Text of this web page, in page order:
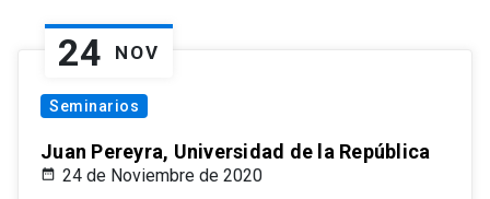
24 NOV
Seminarios
Juan Pereyra, Universidad de la República
24 de Noviembre de 2020